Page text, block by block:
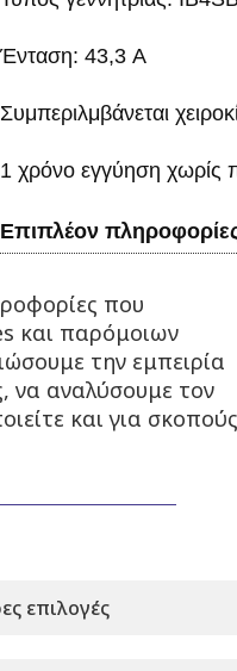
Ένταση: 43,3 A
Συμπεριλμβάνεται
1 χρόνο εγγύηση χωρίς
Επιπλέον
ΒΆΡΟΣ
Σχετικά Προϊόντα
50 kva
Σε απόθεμα
που
και παρόμοιων
την εμπειρία
να αναλύσουμε τον
και για σκοπούς
επιλογές